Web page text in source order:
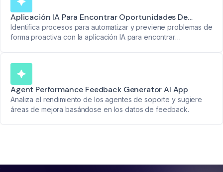
Aplicación IA Para Encontrar Oportunidades De
Automatización
Identifica procesos para automatizar y previene problemas de
forma proactiva con la aplicación IA para encontrar
Agent Performance Feedback Generator AI App
Analiza el rendimiento de los agentes de soporte y sugiere
áreas de mejora basándose en los datos de feedback.